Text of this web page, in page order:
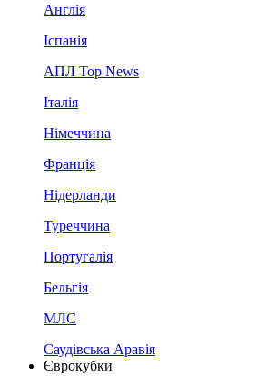
Англія
Іспанія
АПЛ Top News
Італія
Німеччина
Франція
Нідерланди
Туреччина
Португалія
Бельгія
МЛС
Саудівська Аравія
Єврокубки